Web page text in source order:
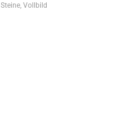
Steine, Vollbild